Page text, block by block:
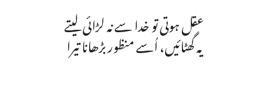
عقل ہوتی تو خدا سے نہ لڑائی لیتے
یہ گھٹائیں، اُسے منظور بڑھانا تیرا